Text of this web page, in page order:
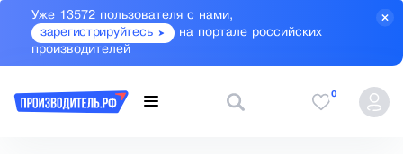
Уже 13572 пользователя с нами,
зарегистрируйтесь
на портале российских
производителей
0